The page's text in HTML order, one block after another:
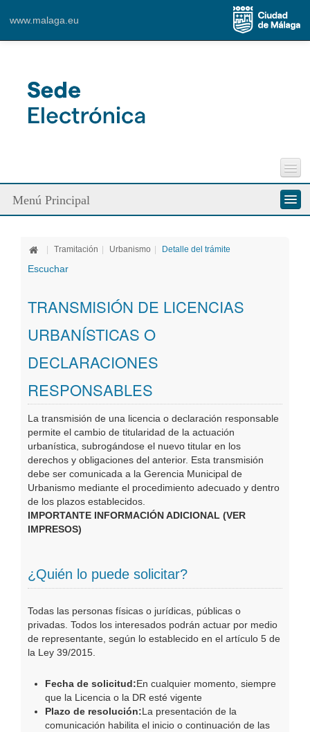
www.malaga.eu
Perfil del Contratante
Incidencias Vía Pública
Menú Principal
Ciudadanos
Oficinas Virtuales
Publicaciones
Tramitación Urbanismo Detalle del trámite
Escuchar
TRANSMISIÓN DE LICENCIAS
URBANÍSTICAS O
DECLARACIONES
RESPONSABLES
La transmisión de una licencia o declaración responsable
permite el cambio de titularidad de la actuación
urbanística, subrogándose el nuevo titular en los
derechos y obligaciones del anterior. Esta transmisión
debe ser comunicada a la Gerencia Municipal de
Urbanismo mediante el procedimiento adecuado y dentro
de los plazos establecidos.
IMPORTANTE INFORMACIÓN ADICIONAL (VER
IMPRESOS)
¿Quién lo puede solicitar?
Todas las personas físicas o jurídicas, públicas o
privadas. Todos los interesados podrán actuar por medio
de representante, según lo establecido en el artículo 5 de
la Ley 39/2015.
Fecha de solicitud:En cualquier momento, siempre
que la Licencia o la DR esté vigente
Plazo de resolución:La presentación de la
comunicación habilita el inicio o continuación de las